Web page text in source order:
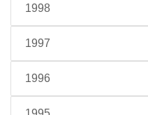
1998
1997
1996